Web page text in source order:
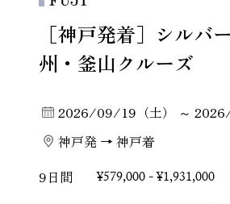
［神戸発着］シルバ
州・釜山クルーズ
2026/09/19（土） ～
神戸発 → 神戸着
9日間
¥579,000 - ¥1,931,000